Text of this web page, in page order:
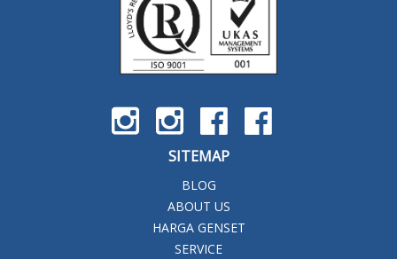
SITEMAP
BLOG
ABOUT US
HARGA GENSET
SERVICE